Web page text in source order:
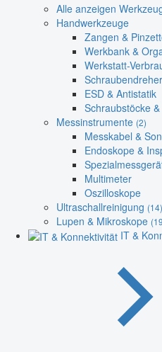
Alle anzeigen
Handwerkzeuge
Zangen &
Werkbank &
Werkstatt-
ESD & Antistatik
Schraubstöcke
Messinstrumente (2)
Messkabel &
Endoskope &
Multimeter
Oszilloskope
Ultraschallreinigung (14)
Lupen & Mikroskope
IT &